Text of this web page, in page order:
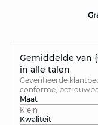
Gemiddelde van
in alle talen
Geverifieerde
conforme,
Maat
Klein
Kwaliteit